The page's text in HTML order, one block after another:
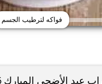
فواكه لترطيب الجسم